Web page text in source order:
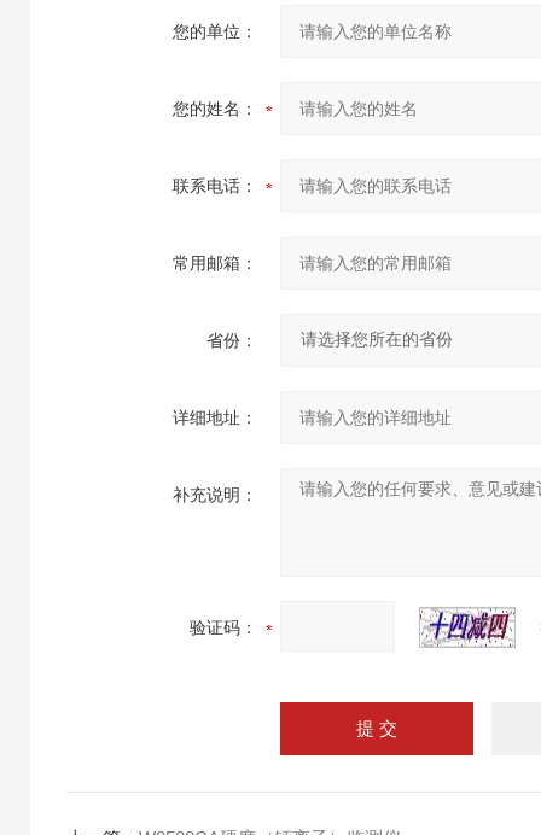
您的单位：
您的姓名：
联系电话：
常用邮箱：
省份：
详细地址：
补充说明：
验证码：